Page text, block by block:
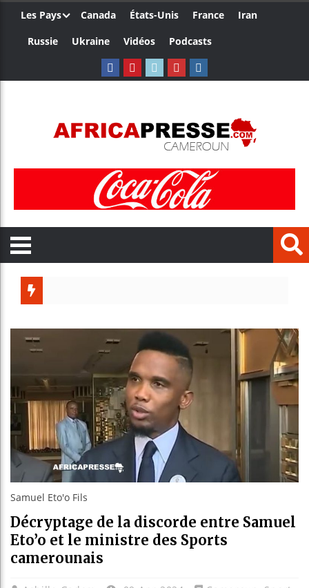
Les Pays Canada États-Unis France
Iran
Russie
Ukraine Vidéos Podcasts
Côte
Tunisie
Ceuta
Samuel Eto'o Fils
Décryptage de la discorde entre Samuel
Eto’o et le ministre des Sports
camerounais